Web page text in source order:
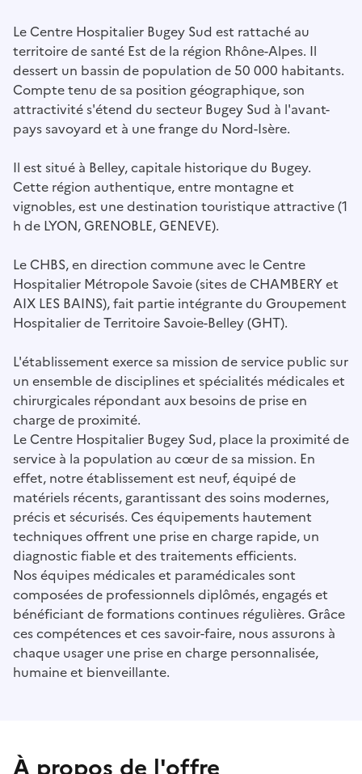
Le Centre Hospitalier Bugey Sud est rattaché au
territoire de santé Est de la région Rhône-Alpes. Il
dessert un bassin de population de 50 000 habitants.
Compte tenu de sa position géographique, son
attractivité s'étend du secteur Bugey Sud à l'avant-
pays savoyard et à une frange du Nord-Isère.
Il est situé à Belley, capitale historique du Bugey.
Cette région authentique, entre montagne et
vignobles, est une destination touristique attractive (1
h de LYON, GRENOBLE, GENEVE).
Le CHBS, en direction commune avec le Centre
Hospitalier Métropole Savoie (sites de CHAMBERY et
AIX LES BAINS), fait partie intégrante du Groupement
Hospitalier de Territoire Savoie-Belley (GHT).
L'établissement exerce sa mission de service public sur
un ensemble de disciplines et spécialités médicales et
chirurgicales répondant aux besoins de prise en
charge de proximité.
Le Centre Hospitalier Bugey Sud, place la proximité de
service à la population au cœur de sa mission. En
effet, notre établissement est neuf, équipé de
matériels récents, garantissant des soins modernes,
précis et sécurisés. Ces équipements hautement
techniques offrent une prise en charge rapide, un
diagnostic fiable et des traitements efficients.
Nos équipes médicales et paramédicales sont
composées de professionnels diplômés, engagés et
bénéficiant de formations continues régulières. Grâce
ces compétences et ces savoir-faire, nous assurons à
chaque usager une prise en charge personnalisée,
humaine et bienveillante.